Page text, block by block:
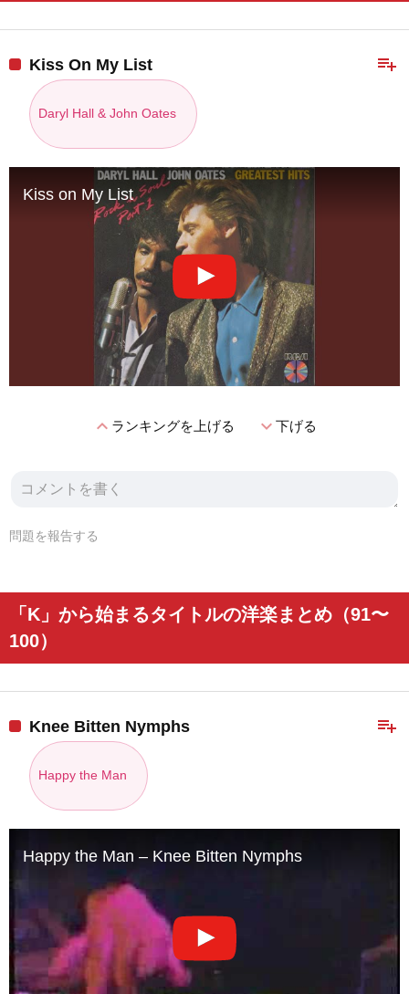
playlist_add
Kiss On My List
Daryl Hall & John Oates
Kiss on My List
expand_lessランキングを上げる expand_more下げる
問題を報告する
「K」から始まるタイトルの洋楽まとめ（91〜
100）
playlist_add
Knee Bitten Nymphs
Happy the Man
Happy the Man – Knee Bitten Nymphs